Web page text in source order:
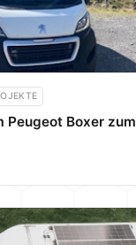
Peugeot Boxer